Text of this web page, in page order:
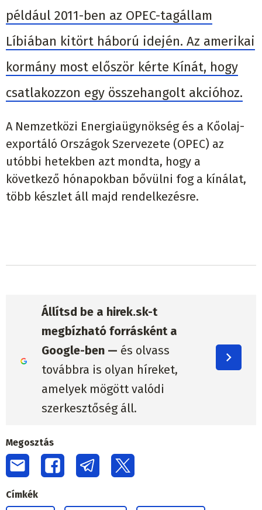
például 2011-ben az OPEC-tagállam
Líbiában kitört háború idején. Az amerikai
kormány most először kérte Kínát, hogy
csatlakozzon egy összehangolt akcióhoz.
A Nemzetközi Energiaügynökség és a Kőolaj-
exportáló Országok Szervezete (OPEC) az
utóbbi hetekben azt mondta, hogy a
következő hónapokban bővülni fog a kínálat,
több készlet áll majd rendelkezésre.
Állítsd be a hirek.sk-t
megbízható forrásként a
Google-ben — és olvass
továbbra is olyan híreket,
amelyek mögött valódi
szerkesztőség áll.
Megosztás
Címkék